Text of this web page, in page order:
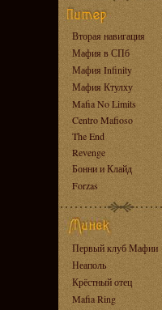
Вторая навигация
Мафия в СПб
Мафия Infinity
Мафия Ктулху
Mafia No Limits
Centro Mafioso
The End
Revenge
Бонни и Клайд
Forzas
Первый клуб Мафии
Неаполь
Крёстный отец
Mafia Ring